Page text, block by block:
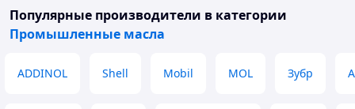
помогут с выбором. Мы предлагаем оперативную
доставку по Алматы, и вы можете оплатить заказ при
получении.
Не упустите возможность улучшить
производительность вашего оборудования с помощью
Популярные производители в категории
Промышленные масла
ADDINOL Shell Mobil MOL Зубр